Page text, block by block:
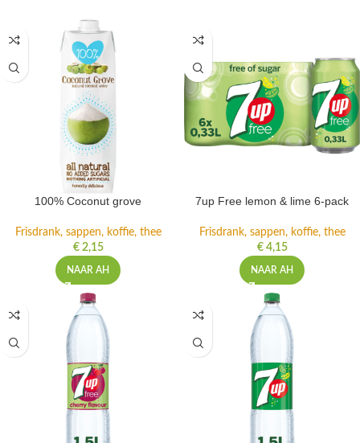
100% Coconut grove
Frisdrank, sappen, koffie, thee
€2,15
NAAR AH
7up Free lemon & lime 6-pack
Frisdrank, sappen, koffie, thee
€4,15
NAAR AH